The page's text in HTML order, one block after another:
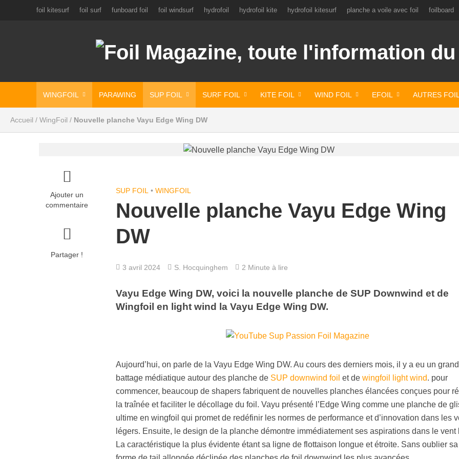
foil kitesurf foil surf funboard foil foil windsurf hydrofoil hydrofoil kite hydrofoil kitesurf planche a voile avec foil foilboard
WINGFOIL PARAWING SUP FOIL SURF FOIL KITE FOIL WIND FOIL EFOIL AUTRES FOIL
Accueil / WingFoil / Nouvelle planche Vayu Edge Wing DW
Ajouter un
commentaire
Partager !
SUP FOIL • WINGFOIL
Nouvelle planche Vayu Edge Wing
DW
3 avril 2024 S. Hocquinghem 2 Minute à lire
Vayu Edge Wing DW, voici la nouvelle planche de SUP Downwind et de
Wingfoil en light wind la Vayu Edge Wing DW.
Aujourd’hui, on parle de la Vayu Edge Wing DW. Au cours des derniers mois, il y a eu un grand
battage médiatique autour des planche de SUP downwind foil et de wingfoil light wind. pour
commencer, beaucoup de shapers fabriquent de nouvelles planches élancées conçues pour
la traînée et faciliter le décollage du foil. Vayu présenté l’Edge Wing comme une planche de
ultime en wingfoil qui promet de redéfinir les normes de performance et d’innovation dans les
légers. Ensuite, le design de la planche démontre immédiatement ses aspirations dans le vent
La caractéristique la plus évidente étant sa ligne de flottaison longue et étroite. Sans oublier sa